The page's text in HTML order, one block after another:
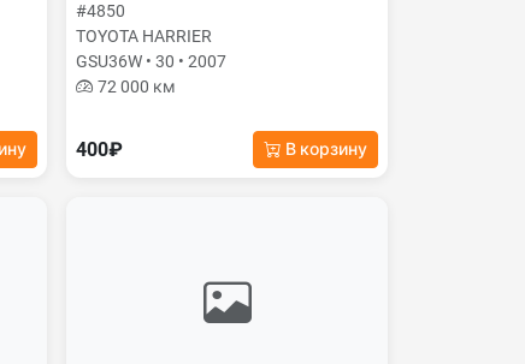
#4850
TOYOTA HARRIER
GSU36W • 30 • 2007
72 000 км
400₽ В корзину